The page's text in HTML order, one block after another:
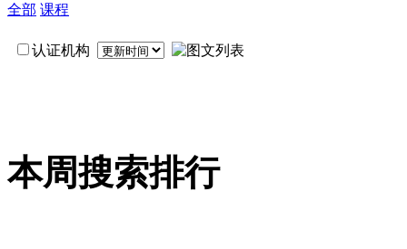
全部 课程
认证机构
本周搜索排行